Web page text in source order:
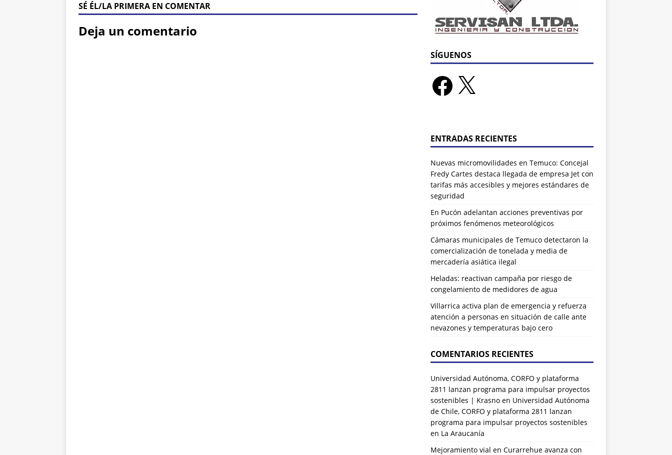
SÉ ÉL/LA PRIMERA EN COMENTAR
Deja un comentario
SÍGUENOS
ENTRADAS RECIENTES
Nuevas micromovilidades en Temuco: Concejal
Fredy Cartes destaca llegada de empresa Jet con
tarifas más accesibles y mejores estándares de
seguridad
En Pucón adelantan acciones preventivas por
próximos fenómenos meteorológicos
Cámaras municipales de Temuco detectaron la
comercialización de tonelada y media de
mercadería asiática ilegal
Heladas: reactivan campaña por riesgo de
congelamiento de medidores de agua
Villarrica activa plan de emergencia y refuerza
atención a personas en situación de calle ante
nevazones y temperaturas bajo cero
COMENTARIOS RECIENTES
Universidad Autónoma, CORFO y plataforma
2811 lanzan programa para impulsar proyectos
sostenibles | Krasnoen Universidad Autónoma
de Chile, CORFO y plataforma 2811 lanzan
programa para impulsar proyectos sostenibles
en La Araucanía
Mejoramiento vial en Curarrehue avanza con